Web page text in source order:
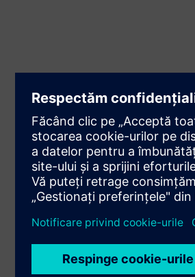
Mișcare
Build
Extinde sau
Xcelerator prin
nouă soluție pentru
Siemens Xcelerator